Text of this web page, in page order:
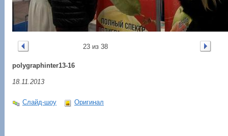
23 из 38
polygraphinter13-16
18.11.2013
Слайд-шоу Оригинал